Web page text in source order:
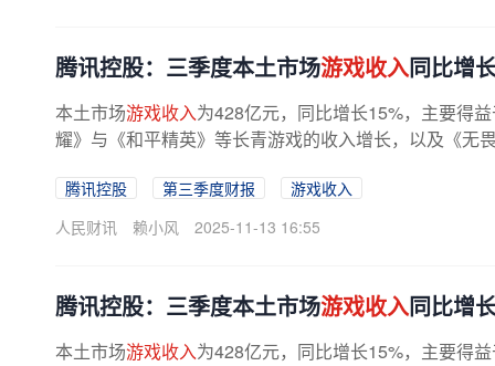
腾讯控股：三季度本土市场游戏收入同比增
本土市场游戏收入为428亿元，同比增长15%，主要得
耀》与《和平精英》等长青游戏的收入增长，以及《无
腾讯控股 第三季度财报
游戏收入
人民财讯
赖小风 2025-11-13 16:55
腾讯控股：三季度本土市场游戏收入同比增
本土市场游戏收入为428亿元，同比增长15%，主要得